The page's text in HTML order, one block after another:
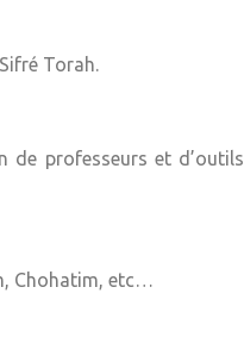
Torah.
professeurs et d’outils
Chohatim, etc…